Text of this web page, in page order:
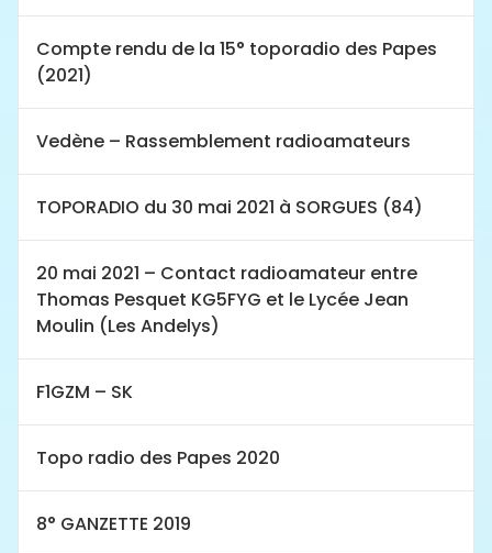
Compte rendu de la 15° toporadio des Papes
(2021)
Vedène – Rassemblement radioamateurs
TOPORADIO du 30 mai 2021 à SORGUES (84)
20 mai 2021 – Contact radioamateur entre
Thomas Pesquet KG5FYG et le Lycée Jean
Moulin (Les Andelys)
F1GZM – SK
Topo radio des Papes 2020
8° GANZETTE 2019